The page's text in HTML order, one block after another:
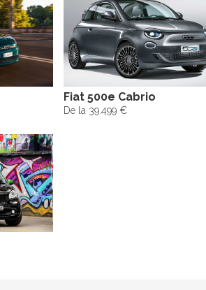
Fiat 500e Cabrio
De la 39.499 €